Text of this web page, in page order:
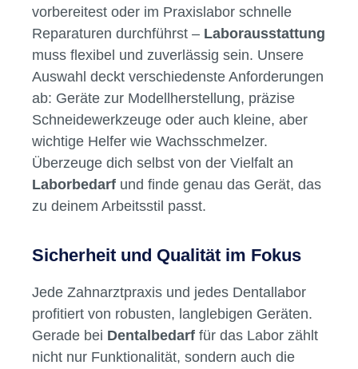
vorbereitest oder im Praxislabor schnelle
Reparaturen durchführst – Laborausstattung
muss flexibel und zuverlässig sein. Unsere
Auswahl deckt verschiedenste Anforderungen
ab: Geräte zur Modellherstellung, präzise
Schneidewerkzeuge oder auch kleine, aber
wichtige Helfer wie Wachsschmelzer.
Überzeuge dich selbst von der Vielfalt an
Laborbedarf und finde genau das Gerät, das
zu deinem Arbeitsstil passt.
Sicherheit und Qualität im Fokus
Jede Zahnarztpraxis und jedes Dentallabor
profitiert von robusten, langlebigen Geräten.
Gerade bei Dentalbedarf für das Labor zählt
nicht nur Funktionalität, sondern auch die